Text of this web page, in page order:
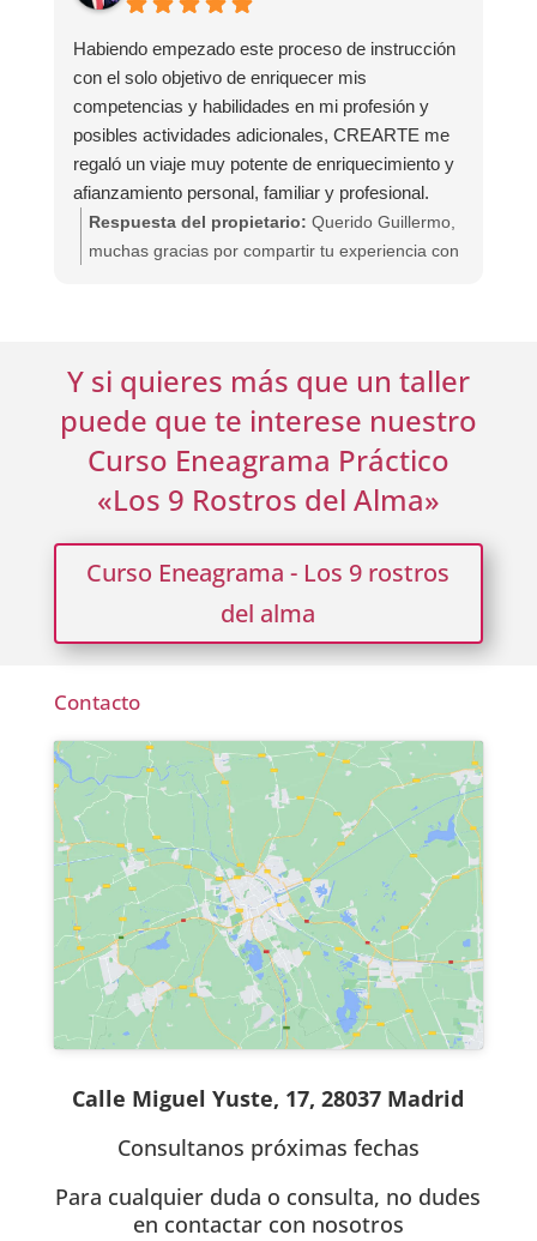
como coach.
Agradecemos especialmente tus palabras hacia
tu mentora, Beatriz Cuadros, que le hemos
trasladado y cuyo compromiso y dedicación son
una parte fundamental de la experiencia Crearte.
Ha sido un placer acompañarte en este proceso.
Habiendo empezado este proceso de instrucción
con el solo objetivo de enriquecer mis
competencias y habilidades en mi profesión y
posibles actividades adicionales, CREARTE me
regaló un viaje muy potente de enriquecimiento y
afianzamiento personal, familiar y profesional.
Respuesta del propietario: Querido Guillermo,
muchas gracias por compartir tu experiencia con
personal, familiar y profesional tan significativo.
Ese equilibrio entre desarrollo y transformación es
precisamente lo que buscamos en Crearte.
Gracias por permitirnos acompañarte en este
recorrido tan valioso.
Y si quieres más que un taller
puede que te interese nuestro
Curso Eneagrama Práctico
«Los 9 Rostros del Alma»
Curso Eneagrama - Los 9 rostros
del alma
Contacto
Calle Miguel Yuste, 17, 28037 Madrid
Consultanos próximas fechas
Para cualquier duda o consulta, no dudes
en contactar con nosotros